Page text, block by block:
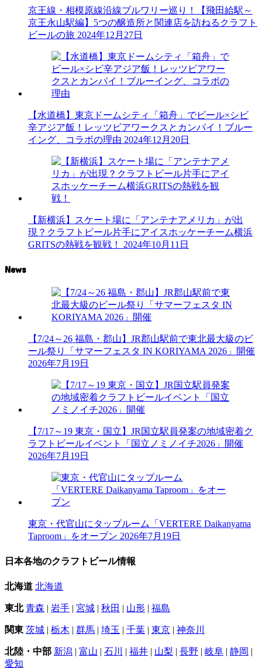
京王線・相模原線沿線ブルワリー巡り！【飛田給駅～
京王永山駅編】5つの醸造所と関連店を訪ねるクラフト
ビールの旅 2024年12月27日
【水道橋】東京ドームシティ「箱舟」でビール×シビ
辛アジア飯！レッツビアワークスとカンパイ！ブルー
イング、コラボの理由 2024年12月20日
【新横浜】スケート場に「アンテナアメリカ」が出
現？クラフトビール片手にアイスホッケーチーム横浜
GRITSの熱戦を観戦！
2024年10月11日
News
【7/24～26 福島・郡山】JR郡山駅前で東北最大級のビ
ール祭り「サマーフェスタ IN KORIYAMA 2026」開催
2026年7月19日
【7/17～19 東京・国立】JR国立駅員発案の地域密着ク
ラフトビールイベント「国立ノミノイチ2026」開催
2026年7月19日
東京・代官山にタップルーム「VERTERE Daikanyama
Taproom」をオープン 2026年7月19日
日本各地のクラフトビール情報
北海道 北海道
東北 青森 | 岩手 | 宮城 | 秋田 | 山形 | 福島
関東 茨城 | 栃木 | 群馬 | 埼玉 | 千葉 | 東京 | 神奈川
北陸・中部 新潟 | 富山 | 石川 | 福井 | 山梨 | 長野 | 岐阜 | 静岡 |
愛知